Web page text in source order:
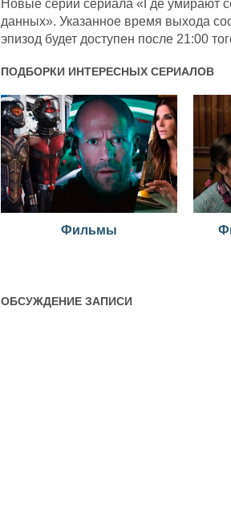
Новые серии сериала «Где умирают
данных». Указанное время выхода
эпизод будет доступен после 21:00
ПОДБОРКИ ИНТЕРЕСНЫХ СЕРИАЛОВ
Фильмы
ОБСУЖДЕНИЕ ЗАПИСИ